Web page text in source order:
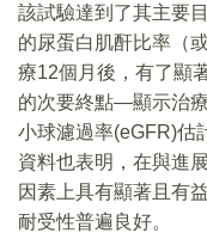
該試驗達到了其主要
的尿蛋白肌酐比率（
療12個月後，有了顯
的次要終點—顯示治
小球濾過率(eGFR)估
資料也表明，在與進
因素上具有顯著且有
耐受性普遍良好。